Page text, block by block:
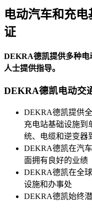
电动汽车和充
证
DEKRA德凯提供多种电
人士提供指导。
DEKRA德凯电动交
DEKRA德凯提供
充电站基础设施到
统、电缆和逆变器
DEKRA德凯在汽
面拥有良好的业绩
DEKRA德凯在全
设施和办事处
DEKRA德凯始终